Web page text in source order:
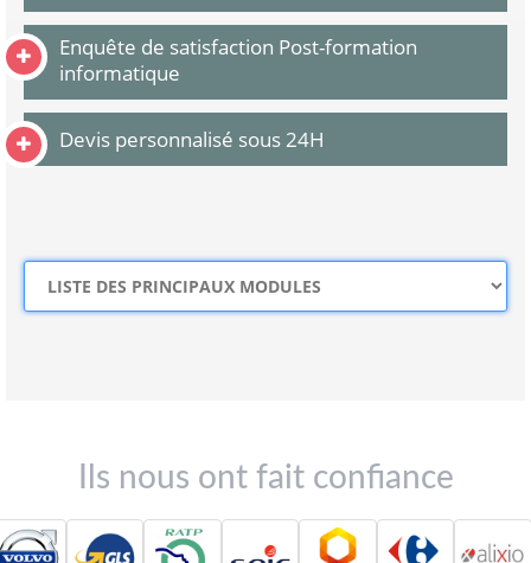
Enquête de satisfaction Post-formation
informatique
Devis personnalisé sous 24H
Ils nous ont fait confiance